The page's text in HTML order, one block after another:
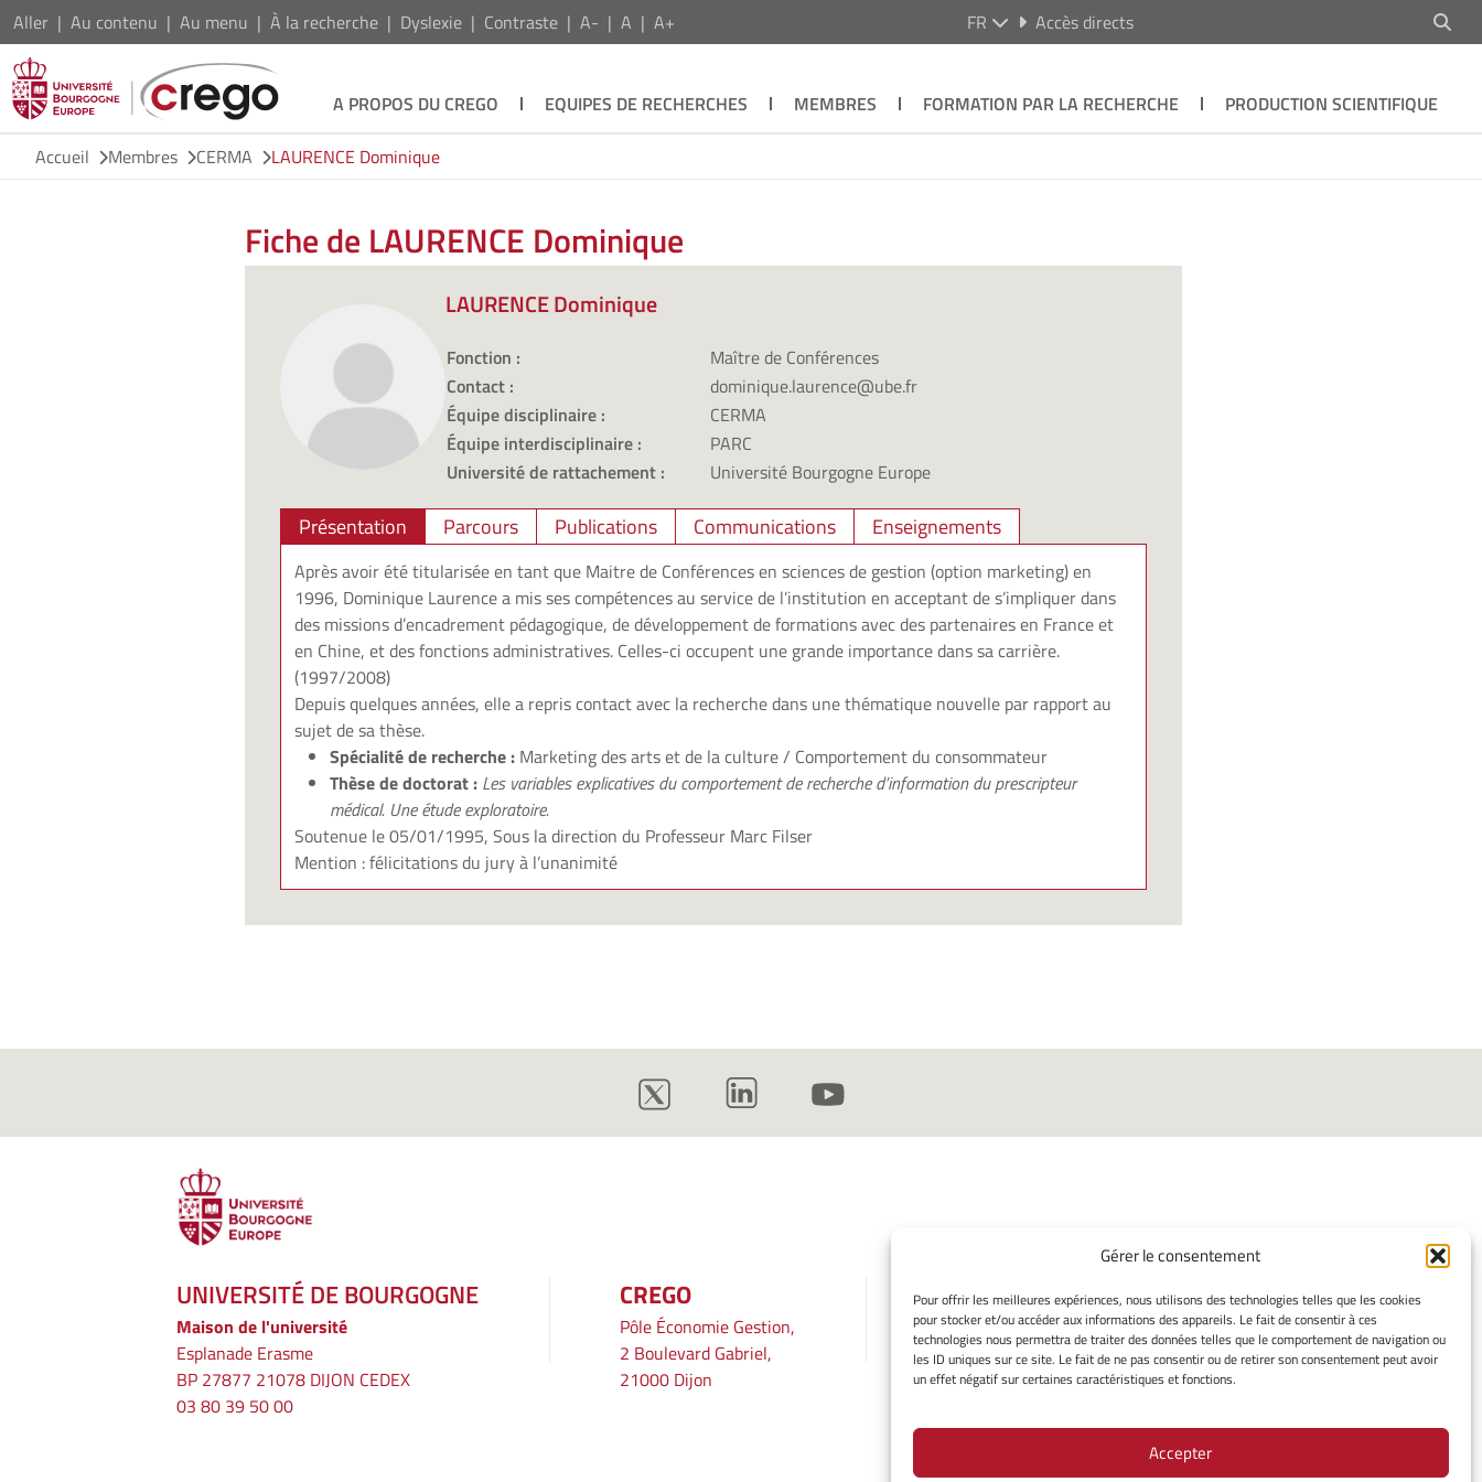
Gérer le consentement
Pour offrir les meilleures expériences, nous utilisons des technologies telles que les cookies
pour stocker et/ou accéder aux informations des appareils. Le fait de consentir à ces
technologies nous permettra de traiter des données telles que le comportement de navigation ou
les ID uniques sur ce site. Le fait de ne pas consentir ou de retirer son consentement peut avoir
un effet négatif sur certaines caractéristiques et fonctions.
Accepter
Aller Au contenu Au menu À la recherche Dyslexie Contraste A- A A+ FR Accès directs
A PROPOS DU CREGO EQUIPES DE RECHERCHES MEMBRES FORMATION PAR LA RECHERCHE
PRODUCTION SCIENTIFIQUE
Accueil
Membres CERMA LAURENCE Dominique
Fiche de LAURENCE Dominique
LAURENCE Dominique
Fonction :
Maître de Conférences
Contact :
dominique.laurence@ube.fr
Équipe disciplinaire :
CERMA
Équipe interdisciplinaire :
PARC
Université de rattachement :
Université Bourgogne Europe
Présentation Parcours Publications Communications Enseignements
Après avoir été titularisée en tant que Maitre de Conférences en sciences de gestion (option marketing) en
1996, Dominique Laurence a mis ses compétences au service de l’institution en acceptant de s’impliquer dans
des missions d’encadrement pédagogique, de développement de formations avec des partenaires en France et
en Chine, et des fonctions administratives. Celles-ci occupent une grande importance dans sa carrière.
(1997/2008)
Depuis quelques années, elle a repris contact avec la recherche dans une thématique nouvelle par rapport au
sujet de sa thèse.
Spécialité de recherche : Marketing des arts et de la culture / Comportement du consommateur
Thèse de doctorat : Les variables explicatives du comportement de recherche d’information du prescripteur
médical. Une étude exploratoire.
Soutenue le 05/01/1995, Sous la direction du Professeur Marc Filser
Mention : félicitations du jury à l’unanimité
UNIVERSITÉ DE BOURGOGNE
Maison de l'université
Esplanade Erasme
BP 27877 21078 DIJON CEDEX
03 80 39 50 00
CREGO
Pôle Économie Gestion,
2 Boulevard Gabriel,
21000 Dijon
INFORMATIONS LÉGALES
Mentions légales
Gérer mes cookies
Avertissement
Déclaration de confidentialité